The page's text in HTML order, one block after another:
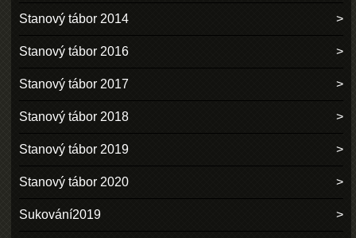
Stanový tábor 2014
Stanový tábor 2016
Stanový tábor 2017
Stanový tábor 2018
Stanový tábor 2019
Stanový tábor 2020
Sukování2019